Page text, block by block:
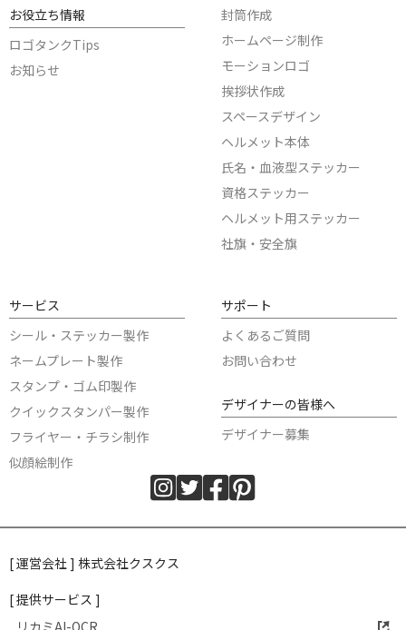
お役立ち情報
ロゴタンクTips
お知らせ
封筒作成
ホームページ制作
モーションロゴ
挨拶状作成
スペースデザイン
ヘルメット本体
氏名・血液型ステッカー
資格ステッカー
ヘルメット用ステッカー
社旗・安全旗
サービス
シール・ステッカー製作
ネームプレート製作
スタンプ・ゴム印製作
クイックスタンパー製作
フライヤー・チラシ制作
似顔絵制作
サポート
よくあるご質問
お問い合わせ
デザイナーの皆様へ
デザイナー募集
[ 運営会社 ] 株式会社クスクス
[ 提供サービス ]